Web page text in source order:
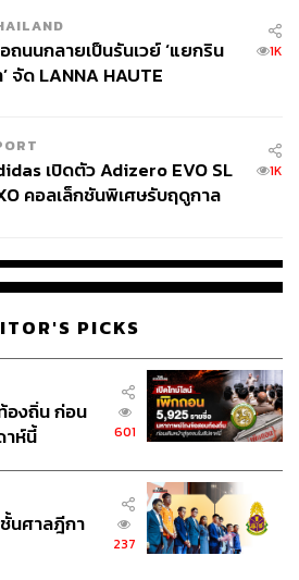
Pictures
และดูหนังของ Scorsese
ป็น Non-fiction ลักษณะการนำเสนอ
คดีมาถ่ายทอดในลักษณะพรรณนา
ตือนตลอดเวลาว่าทั้งหมดเป็นเรื่อง
มเติมก็คือท่อนสร้อยของชื่อหนังสือ
and the Birth of the FBI ก็
จักในชื่อ FBI
หนักที่ความสัมพันธ์ระหว่าง Ernest
หนุ่มผิวขาวนักแสวงโชค กับ
ในบทบาทที่น่าจดจำ) หญิง
นึ่งในทายาทผลประโยชน์อันมั่งคั่ง
ทีก็คือ Ernest เป็นหลานชายของ
De Niro) นักธุรกิจที่กว้างขวาง
ตาของชุมชน และขณะที่เบื้องหน้า
ถนนกลายเป็นรันเวย์ ‘แยกริน
จัด LANNA HAUTE
1K
เปิดตัว Adizero EVO SL
คอลเล็กชันพิเศษรับฤดูกาล
1K
PICKS
องถิ่น ก่อน
าห์นี้
601
นศาลฎีกา
237